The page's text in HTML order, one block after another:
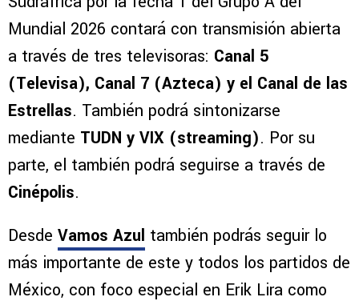
Mundial 2026 contará con transmisión abierta
a través de tres televisoras: Canal 5
(Televisa), Canal 7 (Azteca) y el Canal de las
Estrellas. También podrá sintonizarse
mediante TUDN y VIX (streaming). Por su
parte, el también podrá seguirse a través de
Cinépolis.
Desde Vamos Azul también podrás seguir lo
más importante de este y todos los partidos de
México, con foco especial en Erik Lira como